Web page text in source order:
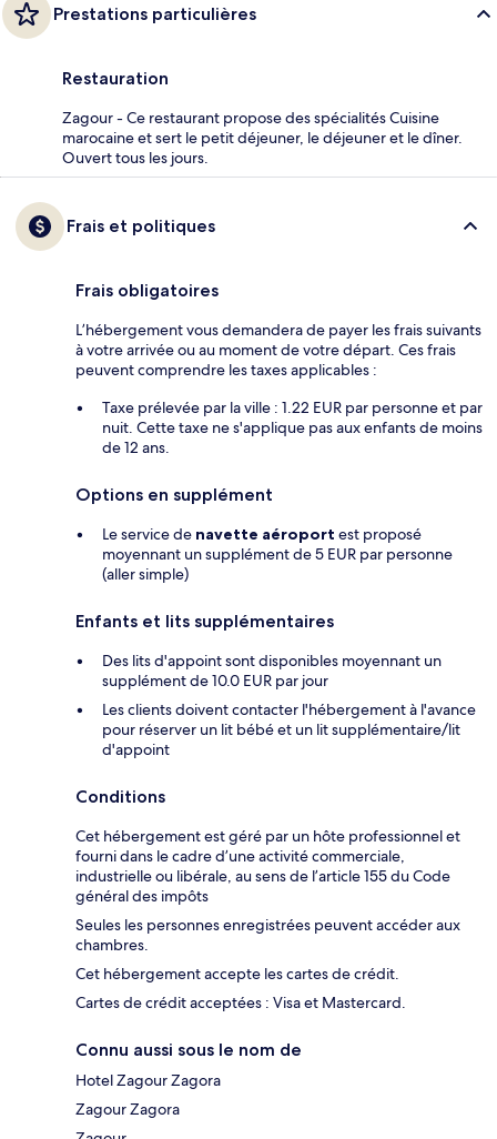
Prestations particulières
Restauration
Zagour - Ce restaurant propose des spécialités Cuisine
marocaine et sert le petit déjeuner, le déjeuner et le dîner.
Ouvert tous les jours.
Frais et politiques
Frais obligatoires
L’hébergement vous demandera de payer les frais suivants
à votre arrivée ou au moment de votre départ. Ces frais
peuvent comprendre les taxes applicables :
Taxe prélevée par la ville : 1.22 EUR par personne et par
nuit. Cette taxe ne s'applique pas aux enfants de moins
de 12 ans.
Options en supplément
Le service de navette aéroport est proposé
moyennant un supplément de 5 EUR par personne
(aller simple)
Enfants et lits supplémentaires
Des lits d'appoint sont disponibles moyennant un
supplément de 10.0 EUR par jour
Les clients doivent contacter l'hébergement à l'avance
pour réserver un lit bébé et un lit supplémentaire/lit
d'appoint
Conditions
Cet hébergement est géré par un hôte professionnel et
fourni dans le cadre d’une activité commerciale,
industrielle ou libérale, au sens de l’article 155 du Code
général des impôts
Seules les personnes enregistrées peuvent accéder aux
chambres.
Cet hébergement accepte les cartes de crédit.
Cartes de crédit acceptées : Visa et Mastercard.
Connu aussi sous le nom de
Hotel Zagour Zagora
Zagour Zagora